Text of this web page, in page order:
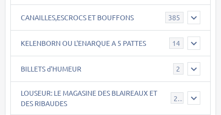
CANAILLES,ESCROCS ET BOUFFONS 385
KELENBORN OU L'ENARQUE A 5 PATTES 14
BILLETS d'HUMEUR 2
LOUSEUR: LE MAGASINE DES BLAIREAUX ET
DES RIBAUDES
21